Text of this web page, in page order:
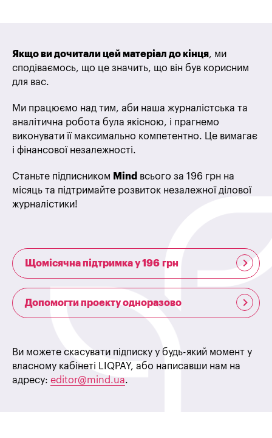
Якщо ви дочитали цей матеріал до кінця, ми
сподіваємось, що це значить, що він був корисним
для вас.
Ми працюємо над тим, аби наша журналістська та
аналітична робота була якісною, і прагнемо
виконувати її максимально компетентно. Це вимагає
і фінансової незалежності.
Станьте підписником Mind всього за 196 грн на
місяць та підтримайте розвиток незалежної ділової
журналістики!
Щомісячна підтримка у 196 грн
Допомогти проекту одноразово
Ви можете скасувати підписку у будь-який момент у
власному кабінеті LIQPAY, або написавши нам на
адресу: editor@mind.ua.